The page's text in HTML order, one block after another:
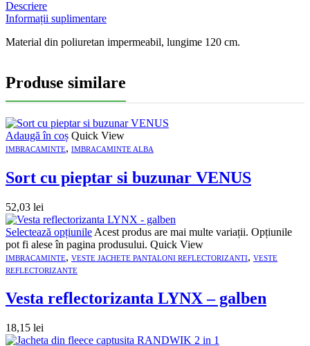
Descriere
Informații suplimentare
Material din poliuretan impermeabil, lungime 120 cm.
Produse similare
Adaugă în coș Quick View
IMBRACAMINTE, IMBRACAMINTE ALBA
Sort cu pieptar si buzunar VENUS
52,03 lei
Selectează opțiunile Acest produs are mai multe variații. Opțiunile
pot fi alese în pagina produsului. Quick View
IMBRACAMINTE, VESTE JACHETE PANTALONI REFLECTORIZANTI, VESTE
REFLECTORIZANTE
Vesta reflectorizanta LYNX – galben
18,15 lei